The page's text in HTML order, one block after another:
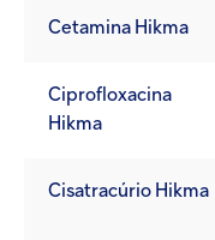
Cetamina Hikma
Ciprofloxacina
Hikma
Cisatracúrio Hikma